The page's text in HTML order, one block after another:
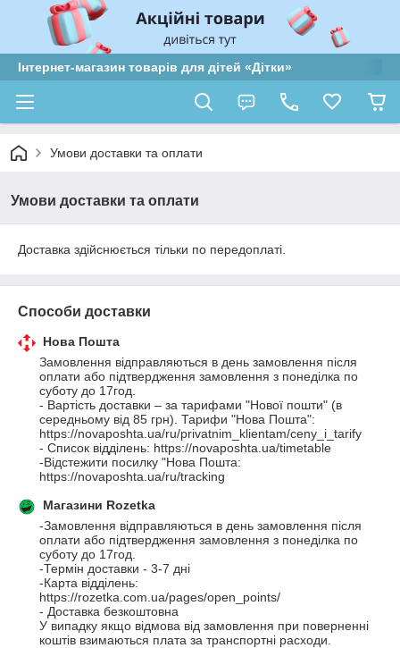
Інтернет-магазин товарів для дітей «Дітки»
Умови доставки та оплати
Умови доставки та оплати
Доставка здійснюється тільки по передоплаті.
Способи доставки
Нова Пошта
Замовлення відправляються в день замовлення після
оплати або підтвердження замовлення з понеділка по
суботу до 17год.
- Вартість доставки – за тарифами "Нової пошти" (в
середньому від 85 грн). Тарифи "Нова Пошта":
https://novaposhta.ua/ru/privatnim_klientam/ceny_i_tarify
- Список відділень: https://novaposhta.ua/timetable
-Відстежити посилку "Нова Пошта:
https://novaposhta.ua/ru/tracking
Магазини Rozetka
-Замовлення відправляються в день замовлення після
оплати або підтвердження замовлення з понеділка по
суботу до 17год.
-Термін доставки - 3-7 дні
-Карта відділень:
https://rozetka.com.ua/pages/open_points/
- Доставка безкоштовна
У випадку якщо відмова від замовлення при поверненні
коштів взимаються плата за транспортні расходи.